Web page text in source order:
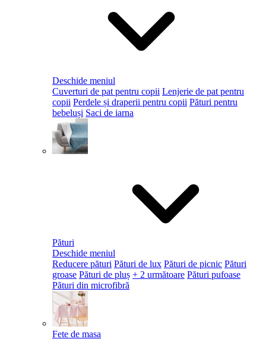
Deschide meniul
Cuverturi de pat pentru copii Lenjerie de pat pentru
copii Perdele și draperii pentru copii Pături pentru
bebeluși Saci de iarna
Pături
Deschide meniul
Reducere pături Pături de lux Pături de picnic Pături
groase Pături de pluș + 2 următoare Pături pufoase
Pături din microfibră
Fete de masa